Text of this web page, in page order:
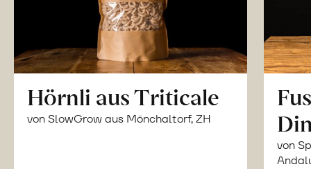
Hörnli aus Triticale
von SlowGrow aus Mönchaltorf, ZH
von